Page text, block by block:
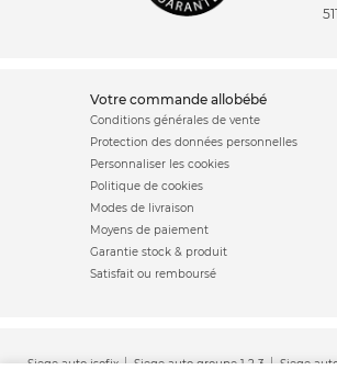
votre commande allobébé
Conditions générales de vente
Protection des données personnelles
Personnaliser les cookies
Politique de cookies
Modes de livraison
Moyens de paiement
Garantie stock & produit
Satisfait ou remboursé
Siege auto isofix Siege auto groupe 1 2 3 Siege